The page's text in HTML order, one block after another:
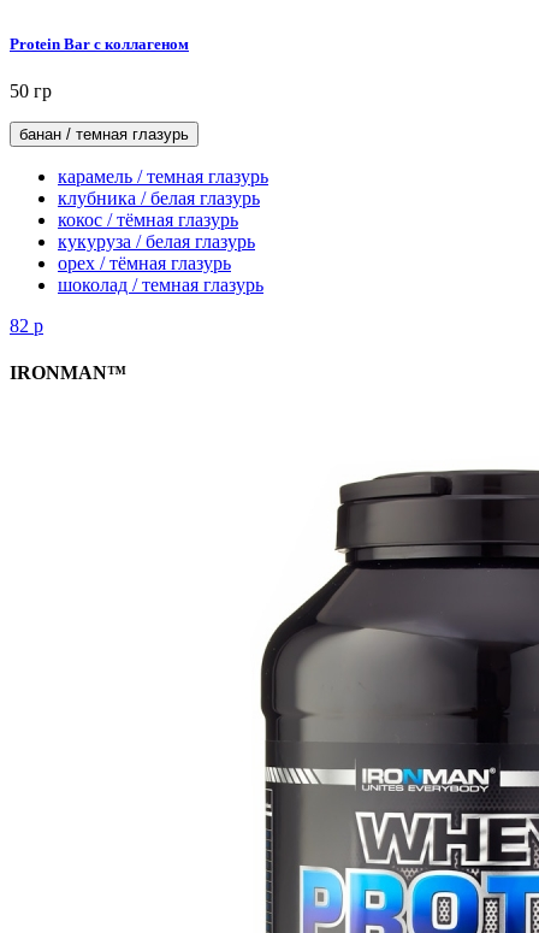
Protein Bar с коллагеном
50 гр
банан / темная глазурь
карамель / темная глазурь
клубника / белая глазурь
кокос / тёмная глазурь
кукуруза / белая глазурь
орех / тёмная глазурь
шоколад / темная глазурь
82 р
IRONMAN™